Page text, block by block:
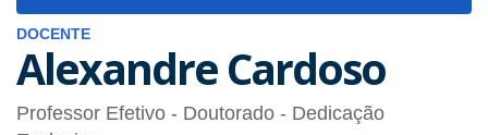
DOCENTE
Alexandre Cardoso
Professor Efetivo - Doutorado - Dedicação